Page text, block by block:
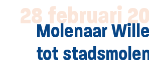
28 februari
Molenaar
tot